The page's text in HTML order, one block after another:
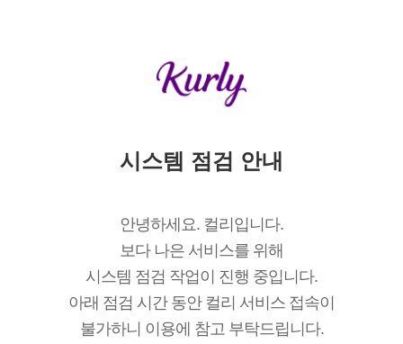
시스템 점검 안내
안녕하세요. 컬리입니다.
보다 나은 서비스를 위해
시스템 점검 작업이 진행 중입니다.
아래 점검 시간 동안 컬리 서비스 접속이
불가하니 이용에 참고 부탁드립니다.